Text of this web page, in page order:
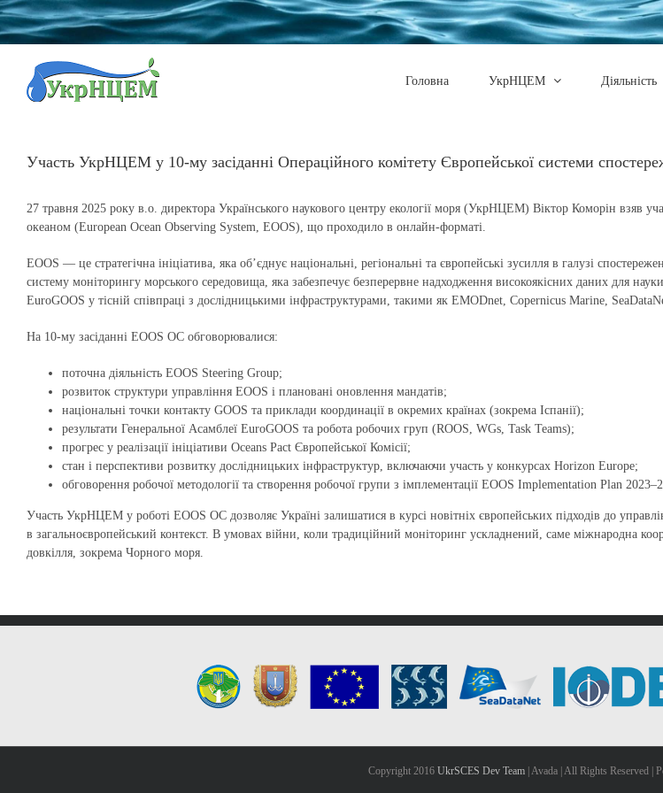
content
Головна УкрНЦЕМ Діяльність
Участь УкрНЦЕМ у 10-му засіданні Операційного комітету Європейської системи
27 травня 2025 року в.о. директора Українського наукового центру екології моря (УкрНЦЕМ) Віктор Коморін взяв
океаном (European Ocean Observing System, EOOS), що проходило в онлайн-форматі.
EOOS — це стратегічна ініціатива, яка об’єднує національні, регіональні та європейські зусилля в галузі
систему моніторингу морського середовища, яка забезпечує безперервне надходження високоякісних даних для
EuroGOOS у тісній співпраці з дослідницькими інфраструктурами, такими як EMODnet, Copernicus Marine,
На 10-му засіданні EOOS OC обговорювалися:
поточна діяльність EOOS Steering Group;
розвиток структури управління EOOS і плановані оновлення мандатів;
національні точки контакту GOOS та приклади координації в окремих країнах (зокрема Іспанії);
результати Генеральної Асамблеї EuroGOOS та робота робочих груп (ROOS, WGs, Task Teams);
прогрес у реалізації ініціативи Oceans Pact Європейської Комісії;
стан і перспективи розвитку дослідницьких інфраструктур, включаючи участь у конкурсах Horizon Europe;
обговорення робочої методології та створення робочої групи з імплементації EOOS Implementation Plan
Участь УкрНЦЕМ у роботі EOOS OC дозволяє Україні залишатися в курсі новітніх європейських підходів до
в загальноєвропейський контекст. В умовах війни, коли традиційний моніторинг ускладнений, саме міжнародна
довкілля, зокрема Чорного моря.
Copyright 2016 UkrSCES Dev Team| Avada | All Rights Reserved |